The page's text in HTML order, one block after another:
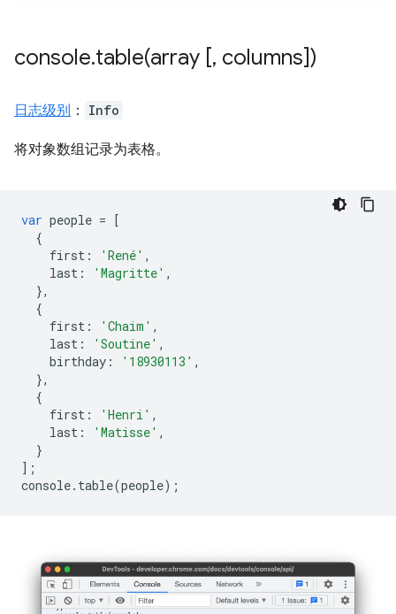
console.table(array [, columns])
日志级别 ： Info
将对象数组记录为表格。
var people =
[
{
first : 'René' ,
last : 'Magritte' ,
},
{
first : 'Chaim' ,
last : 'Soutine' ,
birthday : '18930113' ,
},
{
first : 'Henri' ,
last : 'Matisse' ,
}
];
console. table(people);